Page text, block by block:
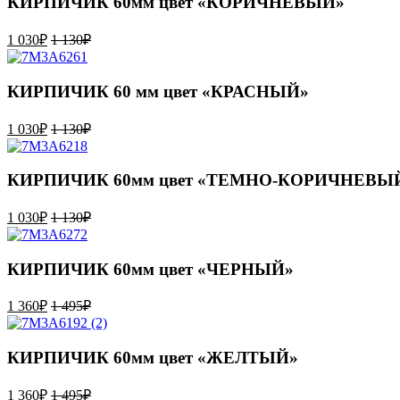
1 030₽ 1 130₽
КИРПИЧИК 60 мм цвет «КРАСНЫЙ»
1 030₽ 1 130₽
КИРПИЧИК 60мм цвет «ТЕМНО-
1 030₽ 1 130₽
КИРПИЧИК 60мм цвет «ЧЕРНЫЙ»
1 360₽ 1 495₽
КИРПИЧИК 60мм цвет «ЖЕЛТЫЙ»
1 360₽ 1 495₽